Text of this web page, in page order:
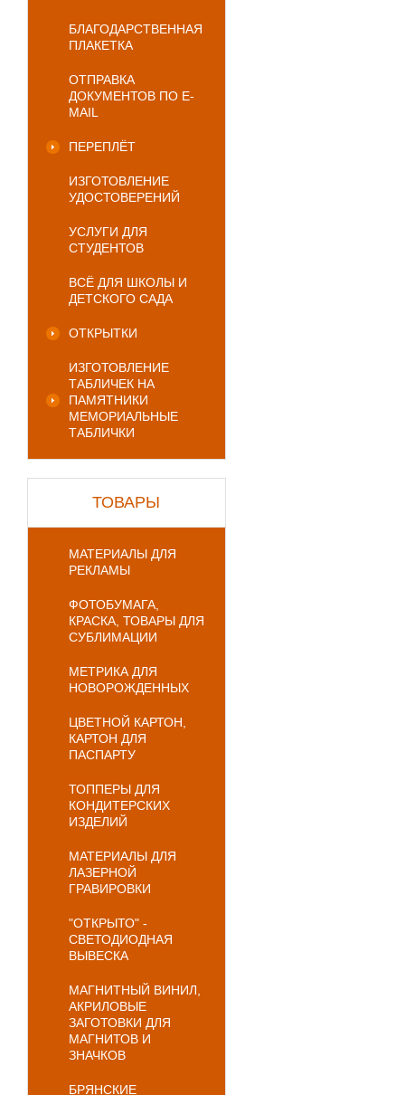
БЛАГОДАРСТВЕННАЯ
ПЛАКЕТКА
ОТПРАВКА
ДОКУМЕНТОВ ПО E-
MAIL
ПЕРЕПЛЁТ
ИЗГОТОВЛЕНИЕ
УДОСТОВЕРЕНИЙ
УСЛУГИ ДЛЯ
СТУДЕНТОВ
ВСЁ ДЛЯ ШКОЛЫ И
ДЕТСКОГО САДА
ОТКРЫТКИ
ИЗГОТОВЛЕНИЕ
ТАБЛИЧЕК НА
ПАМЯТНИКИ
МЕМОРИАЛЬНЫЕ
ТАБЛИЧКИ
ТОВАРЫ
МАТЕРИАЛЫ ДЛЯ
РЕКЛАМЫ
ФОТОБУМАГА,
КРАСКА, ТОВАРЫ ДЛЯ
СУБЛИМАЦИИ
МЕТРИКА ДЛЯ
НОВОРОЖДЕННЫХ
ЦВЕТНОЙ КАРТОН,
КАРТОН ДЛЯ
ПАСПАРТУ
ТОППЕРЫ ДЛЯ
КОНДИТЕРСКИХ
ИЗДЕЛИЙ
МАТЕРИАЛЫ ДЛЯ
ЛАЗЕРНОЙ
ГРАВИРОВКИ
"ОТКРЫТО" -
СВЕТОДИОДНАЯ
ВЫВЕСКА
МАГНИТНЫЙ ВИНИЛ,
АКРИЛОВЫЕ
ЗАГОТОВКИ ДЛЯ
МАГНИТОВ И
ЗНАЧКОВ
БРЯНСКИЕ